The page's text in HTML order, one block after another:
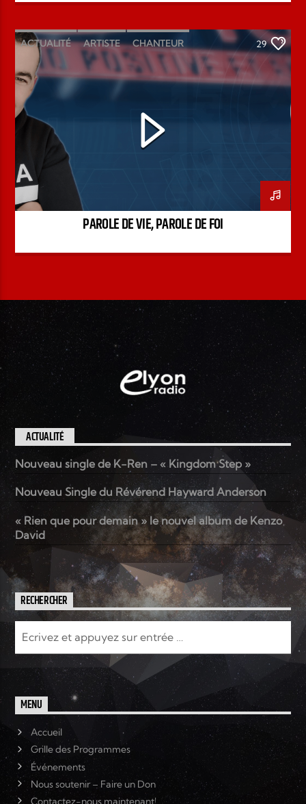
ACTUALITÉ ARTISTE CHANTEUR
ÉMISSION INTERVIEW KENZO DAVID
PAROLE DE FOI
PODCAST
29
PAROLE DE VIE, PAROLE DE FOI
ACTUALITÉ
Nouveau single de K-Ren – « Kingdom Step »
Nouveau Single du Révérend Hayward Anderson
« Rien que pour demain » le nouvel album de Kenzo
David
RECHERCHER
MENU
Accueil
Grille des Programmes
Événements
Nous soutenir – Faire un Don
Contactez-nous maintenant!